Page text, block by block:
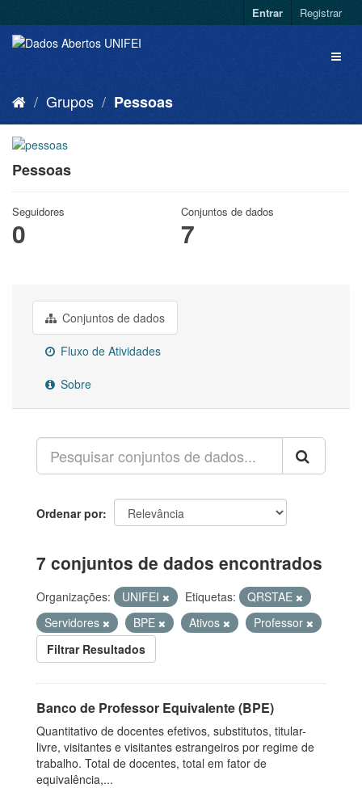
Entrar Registrar
Grupos Pessoas
Pessoas
Seguidores
0
Conjuntos de dados
7
Conjuntos de dados
Fluxo de Atividades
Sobre
Ordenar por
7 conjuntos de dados encontrados
Organizações: UNIFEI Etiquetas:
QRSTAE
Servidores
BPE Ativos
Professor
Filtrar Resultados
Banco de Professor Equivalente (BPE)
Quantitativo de docentes efetivos, substitutos, titular-
livre, visitantes e visitantes estrangeiros por regime de
trabalho. Total de docentes, total em fator de
equivalência,...